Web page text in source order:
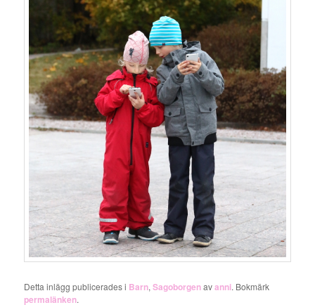
Detta inlägg publicerades i Barn,Sagoborgenavanni. Bokmärk
permalänken.